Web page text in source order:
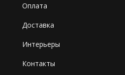
Оплата
Доставка
Интерьеры
Контакты